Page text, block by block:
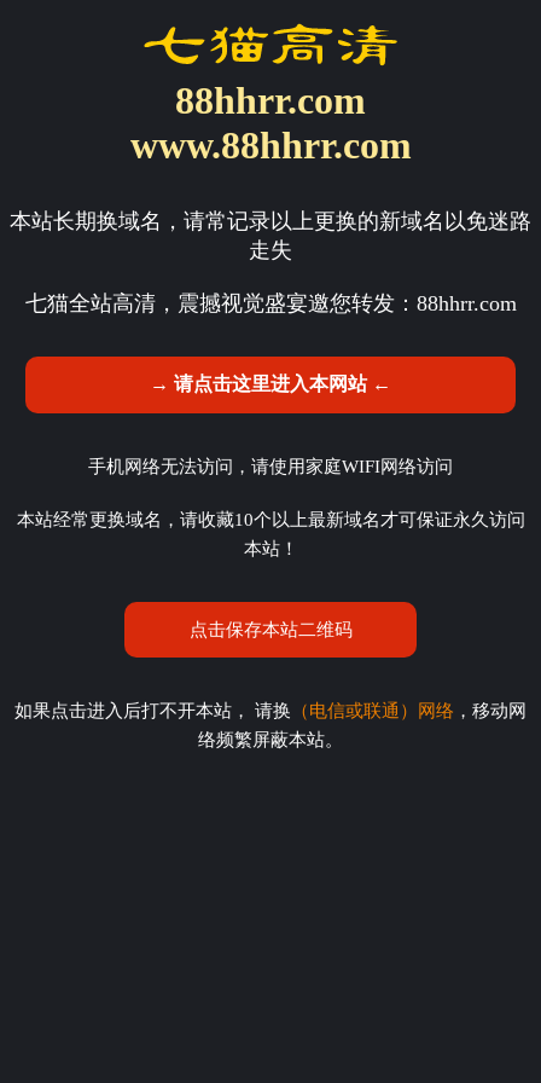
88hhrr.com
www.88hhrr.com
本站长期换域名，请常记录以上更换的新域名以免迷路
走失
七猫全站高清，震撼视觉盛宴邀您转发： 88hhrr.com
→ 请点击这里进入本网站 ←
手机网络无法访问，请使用家庭WIFI网络访问
本站经常更换域名，请收藏10个以上最新域名才可保证永久访问
本站！
点击保存本站二维码
如果点击进入后打不开本站， 请换 （电信或联通）网络 ，移动网
络频繁屏蔽本站。